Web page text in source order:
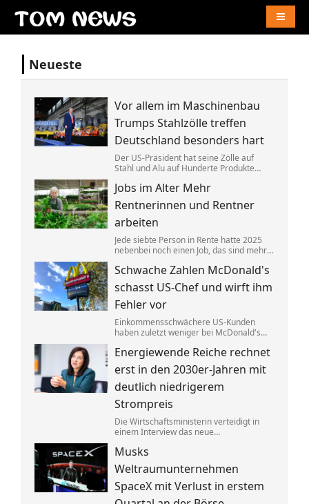
Neueste
Vor allem im Maschinenbau
Trumps Stahlzölle treffen
Deutschland besonders hart
Der US-Präsident hat seine Zölle auf
Stahl und Alu auf Hunderte Produkte
überproportional, zeigt eine neue
Auswertung. China umgeht das offenbar
mit einem Trick.
Jobs im Alter Mehr
Rentnerinnen und Rentner
arbeiten
Jede siebte Person in Rente hatte 2025
nebenbei noch einen Job, das sind mehr
Arbeitgeberverbände »fassungslos«,
dass einige Ministerpräsidenten die
»Rente mit 63« nun doch behalten wollen.
Schwache Zahlen McDonald's
schasst US-Chef und wirft ihm
Fehler vor
Einkommensschwächere US-Kunden
haben zuletzt weniger bei McDonald's
Länderchef aus – Grund für die
schlechten Zahlen seien chaotische
Angebote.
Energiewende Reiche rechnet
erst in den 2030er-Jahren mit
deutlich niedrigerem
Strompreis
Die Wirtschaftsministerin verteidigt in
einem Interview das neue
zu senken. Bis Verbraucher davon etwas
merken, soll es aber noch dauern.
Musks
Weltraumunternehmen
SpaceX mit Verlust in erstem